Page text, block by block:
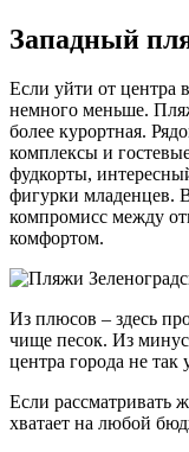
Западный
Если уйти от центра
немного меньше.
более курортная.
комплексы и
фудкорты,
фигурки младенцев.
компромисс между
комфортом.
Из плюсов – здесь
чище песок. Из
центра города не так
Если рассматривать
хватает на любой